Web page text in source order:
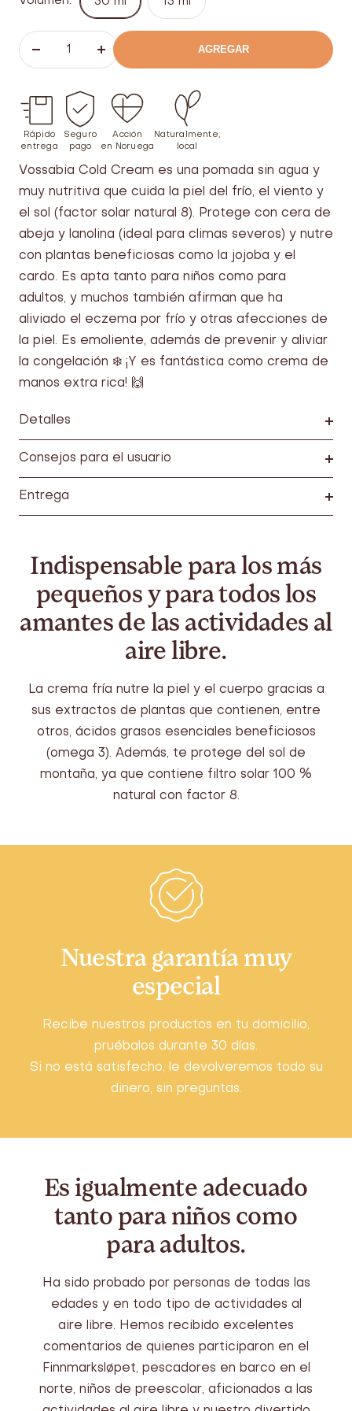
número
Aumentar
número
AGREGAR
Rápido
entrega
Seguro
pago
Acción
en Noruega
Naturalmente,
local
Vossabia Cold Cream es una pomada sin agua y
muy nutritiva que cuida la piel del frío, el viento y
el sol (factor solar natural 8). Protege con cera de
abeja y lanolina (ideal para climas severos) y nutre
con plantas beneficiosas como la jojoba y el
cardo. Es apta tanto para niños como para
adultos, y muchos también afirman que ha
aliviado el eczema por frío y otras afecciones de
la piel. Es emoliente, además de prevenir y aliviar
la congelación ❄️ ¡Y es fantástica como crema de
manos extra rica! 🙌
Detalles
Consejos para el usuario
Entrega
Indispensable para los más
pequeños y para todos los
amantes de las actividades al
aire libre.
La crema fría nutre la piel y el cuerpo gracias a
sus extractos de plantas que contienen, entre
otros, ácidos grasos esenciales beneficiosos
(omega 3). Además, te protege del sol de
montaña, ya que contiene filtro solar 100 %
natural con factor 8.
Nuestra garantía muy
especial
Recibe nuestros productos en tu domicilio,
pruébalos durante 30 días.
Si no está satisfecho, le devolveremos todo su
dinero, sin preguntas.
Es igualmente adecuado
tanto para niños como
para adultos.
Ha sido probado por personas de todas las
edades y en todo tipo de actividades al
aire libre. Hemos recibido excelentes
comentarios de quienes participaron en el
Finnmarksløpet, pescadores en barco en el
norte, niños de preescolar, aficionados a las